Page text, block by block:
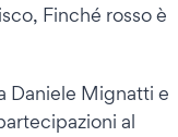
Finché rosso è
Daniele Mignatti e
al